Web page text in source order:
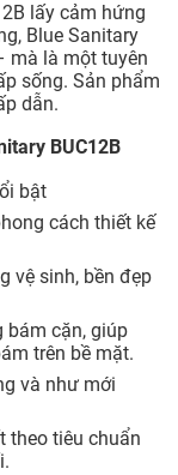
lấy cảm hứng
Blue Sanitary
mà là một tuyên
sống. Sản phẩm
dẫn.
BUC12B
bật
cách thiết kế
vệ sinh, bền đẹp
bám cặn, giúp
trên bề mặt.
và như mới
theo tiêu chuẩn